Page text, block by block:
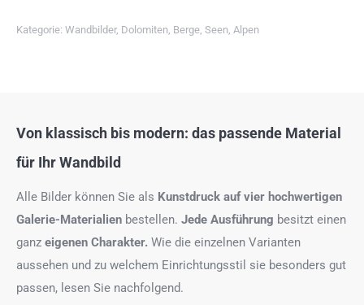
Kategorie: Wandbilder, Dolomiten, Berge, Seen, Alpen
Von klassisch bis modern: das passende Material
für Ihr Wandbild
Alle Bilder können Sie als Kunstdruck auf vier hochwertigen
Galerie-Materialien bestellen. Jede Ausführung besitzt einen
ganz eigenen Charakter. Wie die einzelnen Varianten
aussehen und zu welchem Einrichtungsstil sie besonders gut
passen, lesen Sie nachfolgend.